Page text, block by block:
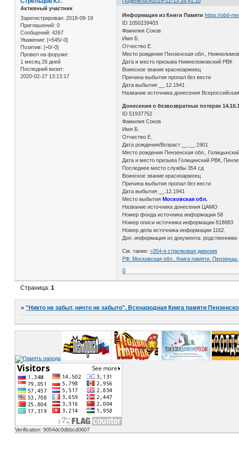
Активный участник
Зарегистрирован: 2018-09-19
Приглашений: 0
Сообщений: 4267
Уважение: [+545/-0]
Позитив: [+0/-0]
Провел на форуме:
1 месяц 26 дней
Последний визит:
2020-02-27 13:13:17
Информация из Книги Памяти https://obd-
ID 1050239403
Фамилия Соков
Имя Б.
Отчество Е.
Место рождения Пензенская обл.,
Дата и место призыва Нижнеломовский РВК
Воинское звание красноармеец
Причина выбытия пропал без вести
Дата выбытия __.12.1941
Название источника донесения
Донесения о безвозвратных потерях
ID 51937752
Фамилия Соков
Имя Б.
Отчество Е.
Дата рождения/Возраст __.__.1901
Место рождения Пензенская обл.,
Дата и место призыва Голицинский РВК,
Последнее место службы 354 сд
Воинское звание красноармеец
Причина выбытия пропал без вести
Дата выбытия __.12.1941
Место выбытия Московская обл.
Название источника донесения ЦАМО
Номер фонда источника информации 58
Номер описи источника информации 818883
Номер дела источника информации 1162.
Доп. информация из документа:
См. также:>354-я стрелковая дивизия
РФ. Московская обл.. Книга памяти. Пензенцы.
0
Страница:1
»"Никто не забыт, ничто не забыто". Всенародная Книга памяти
Verification: 9054dc0dbbcd0607